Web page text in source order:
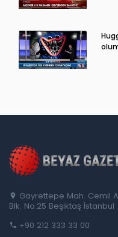
Gayrettepe Mah. Cemil
Blk. No:25 Beşiktaş İstanbul
+90 212 333 33 00